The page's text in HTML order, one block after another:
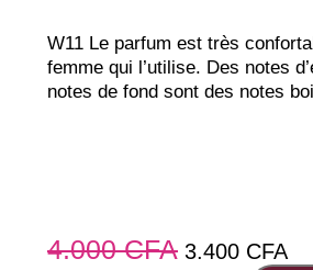
W11 Le parfum est très
femme qui l’utilise. Des notes
notes de fond sont des notes
4.000CFA 3.400 CFA